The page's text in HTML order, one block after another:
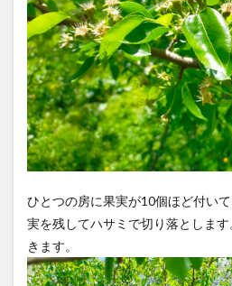
ひとつの房に果実が10個ほど付い
実を残してハサミで切り落としま
きます。